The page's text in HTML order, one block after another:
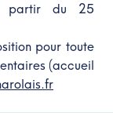
partir du 25
pour toute
(accueil